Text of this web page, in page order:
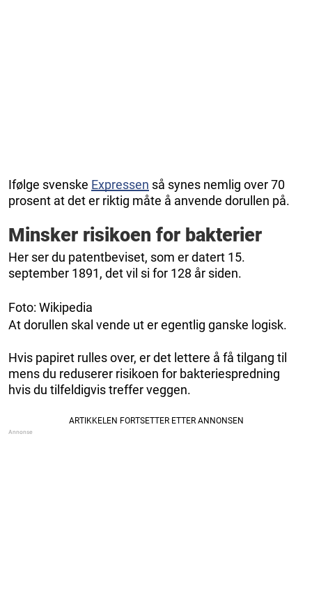
Ifølge svenske Expressen så synes nemlig over 70
prosent at det er riktig måte å anvende dorullen på.
Minsker risikoen for bakterier
Her ser du patentbeviset, som er datert 15.
september 1891, det vil si for 128 år siden.
Foto: Wikipedia
At dorullen skal vende ut er egentlig ganske logisk.
Hvis papiret rulles over, er det lettere å få tilgang til
mens du reduserer risikoen for bakteriespredning
hvis du tilfeldigvis treffer veggen.